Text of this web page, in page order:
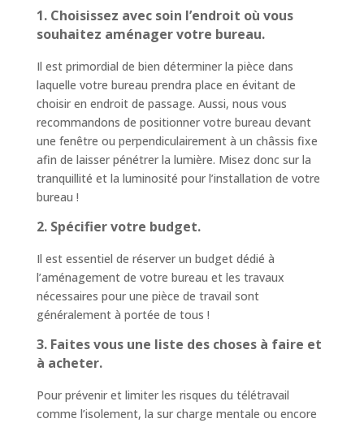
1. Choisissez avec soin l’endroit où vous
souhaitez aménager votre bureau.
Il est primordial de bien déterminer la pièce dans
laquelle votre bureau prendra place en évitant de
choisir en endroit de passage. Aussi, nous vous
recommandons de positionner votre bureau devant
une fenêtre ou perpendiculairement à un châssis fixe
afin de laisser pénétrer la lumière. Misez donc sur la
tranquillité et la luminosité pour l’installation de votre
bureau !
2. Spécifier votre budget.
Il est essentiel de réserver un budget dédié à
l’aménagement de votre bureau et les travaux
nécessaires pour une pièce de travail sont
généralement à portée de tous !
3. Faites vous une liste des choses à faire et
à acheter.
Pour prévenir et limiter les risques du télétravail
comme l’isolement, la sur charge mentale ou encore